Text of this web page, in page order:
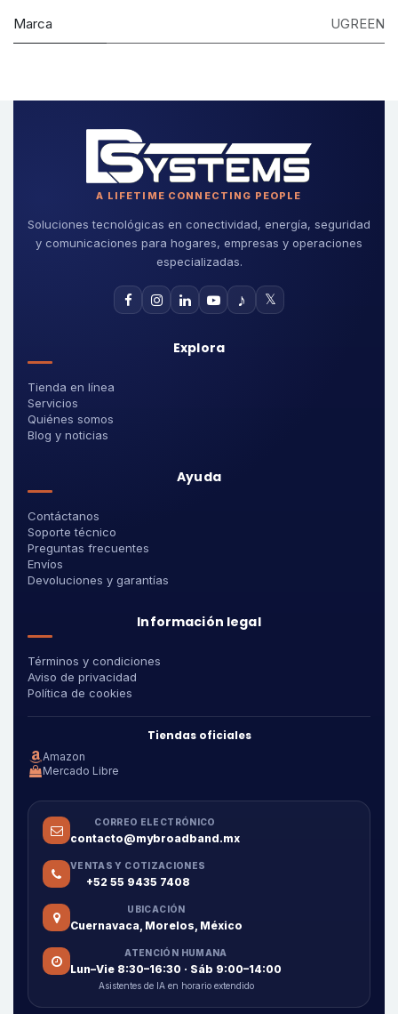
Marca UGREEN
A LIFETIME CONNECTING PEOPLE
Soluciones tecnológicas en conectividad, energía, seguridad
y comunicaciones para hogares, empresas y operaciones
especializadas.
♪ 𝕏
Explora
Tienda en línea
Servicios
Quiénes somos
Blog y noticias
Ayuda
Contáctanos
Soporte técnico
Preguntas frecuentes
Envíos
Devoluciones y garantías
Información legal
Términos y condiciones
Aviso de privacidad
Política de cookies
Tiendas oficiales
Amazon
Mercado Libre
CORREO ELECTRÓNICO
contacto@mybroadband.mx
VENTAS Y COTIZACIONES
+52 55 9435 7408
UBICACIÓN
Cuernavaca, Morelos, México
ATENCIÓN HUMANA
Lun–Vie 8:30–16:30 · Sáb 9:00–14:00
Asistentes de IA en horario extendido